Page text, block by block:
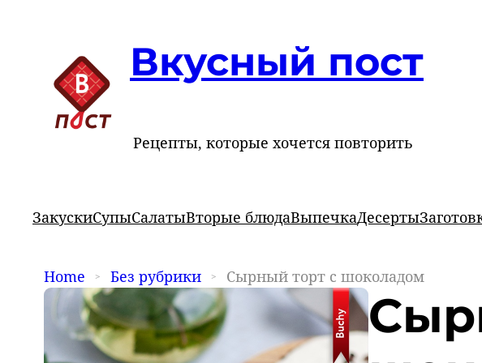
Вкусный пост
Рецепты, которые хочется повторить
ЗакускиСупыСалатыВторые блюдаВыпечкаДесерты
Home Без рубрики Сырный торт с шоколадом